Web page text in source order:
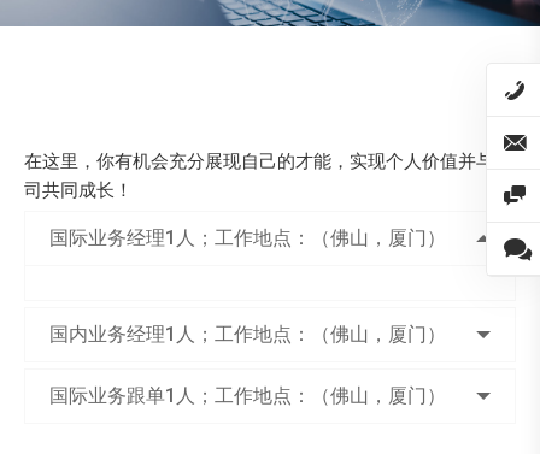
在这里，你有机会充分展现自己的才能，实现个人价值并与公
司共同成长！
国际业务经理1人；工作地点：（佛山，厦门）
国内业务经理1人；工作地点：（佛山，厦门）
国际业务跟单1人；工作地点：（佛山，厦门）